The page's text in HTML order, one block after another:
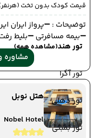
تور هند(مشاهده همه)
تور آگرا
تور دهلی
تور بمبئی
قیمت کودک بدون تخت
توضیحات : ➖پرواز ایران
➖بیمه مسافرتی ➖بلیط
مشاوره
هتل نوبل
Nobel Hotel